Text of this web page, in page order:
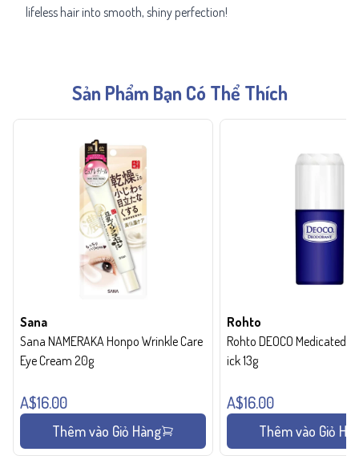
lifeless hair into smooth, shiny perfection!
Sản Phẩm Bạn Có Thể Thích
Sana
Sana NAMERAKA Honpo Wrinkle Care
Eye Cream 20g
A$16.00
Thêm vào Giỏ Hàng
Rohto
Rohto DEOCO Medicated
ick 13g
A$16.00
Thêm vào Giỏ